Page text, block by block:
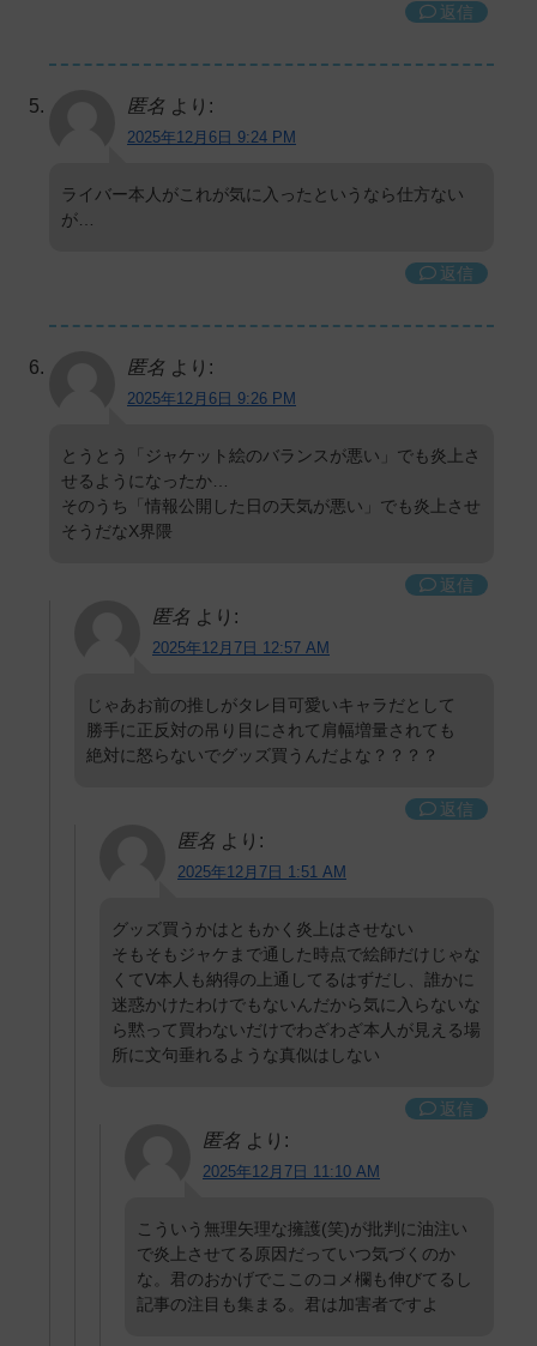
返信
匿名 より:
2025年12月6日 9:24 PM
ライバー本人がこれが気に入ったというなら仕方ない
が…
返信
匿名 より:
2025年12月6日 9:26 PM
とうとう「ジャケット絵のバランスが悪い」でも炎上さ
せるようになったか…
そのうち「情報公開した日の天気が悪い」でも炎上させ
そうだなX界隈
返信
匿名 より:
2025年12月7日 12:57 AM
じゃあお前の推しがタレ目可愛いキャラだとして
勝手に正反対の吊り目にされて肩幅増量されても
絶対に怒らないでグッズ買うんだよな？？？？
返信
匿名 より:
2025年12月7日 1:51 AM
グッズ買うかはともかく炎上はさせない
そもそもジャケまで通した時点で絵師だけじゃな
くてV本人も納得の上通してるはずだし、誰かに
迷惑かけたわけでもないんだから気に入らないな
ら黙って買わないだけでわざわざ本人が見える場
所に文句垂れるような真似はしない
返信
匿名 より:
2025年12月7日 11:10 AM
こういう無理矢理な擁護(笑)が批判に油注い
で炎上させてる原因だっていつ気づくのか
な。君のおかげでここのコメ欄も伸びてるし
記事の注目も集まる。君は加害者ですよ